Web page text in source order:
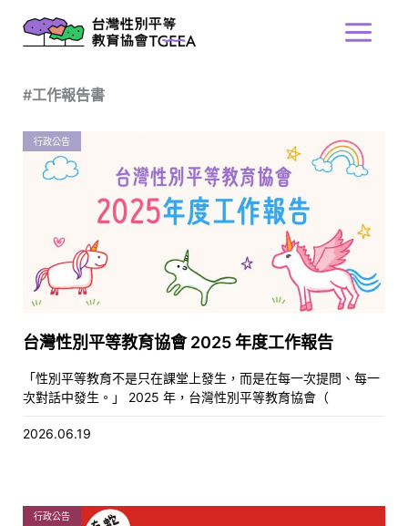
Main
#工作報告書
行政公告
台灣性別平等教育協會 2025 年度工作報告
「性別平等教育不是只在課堂上發生，而是在每一次提問、每一
次對話中發生。」 2025 年，台灣性別平等教育協會（
2026.06.19
行政公告